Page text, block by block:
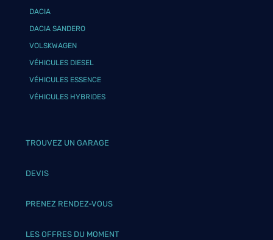
DACIA
DACIA SANDERO
VOLSKWAGEN
VÉHICULES DIESEL
VÉHICULES ESSENCE
VÉHICULES HYBRIDES
TROUVEZ UN GARAGE
DEVIS
PRENEZ RENDEZ-VOUS
LES OFFRES DU MOMENT